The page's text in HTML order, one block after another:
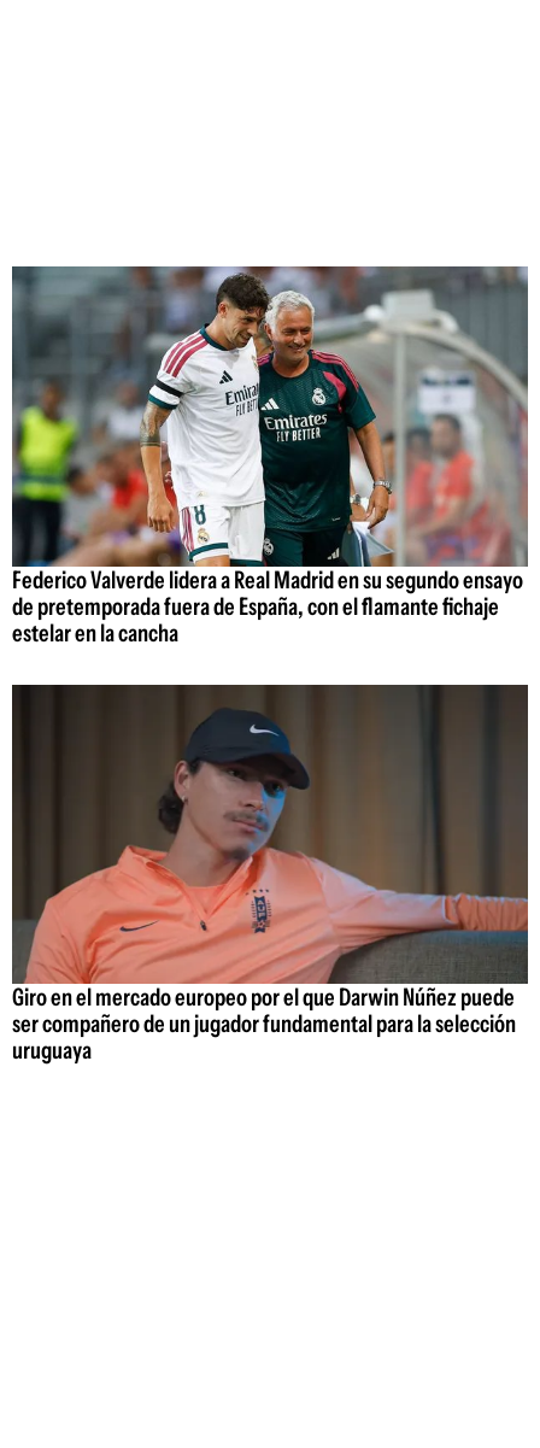
Federico Valverde lidera a Real Madrid en su segundo ensayo
de pretemporada fuera de España, con el flamante fichaje
estelar en la cancha
Giro en el mercado europeo por el que Darwin Núñez puede
ser compañero de un jugador fundamental para la selección
uruguaya